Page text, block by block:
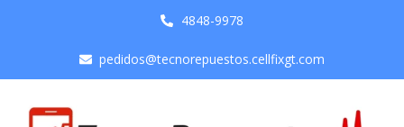
4848-9978
pedidos@tecnorepuestos.cellfixgt.com